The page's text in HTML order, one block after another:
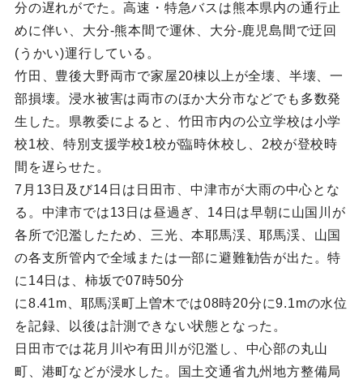
分の遅れがでた。高速・特急バスは熊本県内の通行止
めに伴い、大分-熊本間で運休、大分-鹿児島間で迂回
(うかい)運行している。
竹田、豊後大野両市で家屋20棟以上が全壊、半壊、一
部損壊。浸水被害は両市のほか大分市などでも多数発
生した。県教委によると、竹田市内の公立学校は小学
校1校、特別支援学校1校が臨時休校し、2校が登校時
間を遅らせた。
7月13日及び14日は日田市、中津市が大雨の中心とな
る。中津市では13日は昼過ぎ、14日は早朝に山国川が
各所で氾濫したため、三光、本耶馬渓、耶馬渓、山国
の各支所管内で全域または一部に避難勧告が出た。特
に14日は、柿坂で07時50分
に8.41m、耶馬渓町上曽木では08時20分に9.1mの水位
を記録、以後は計測できない状態となった。
日田市では花月川や有田川が氾濫し、中心部の丸山
町、港町などが浸水した。国土交通省九州地方整備局